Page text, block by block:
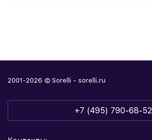
2001-2026 © Sorelli - sorelli.ru
+7 (495) 790-68-52